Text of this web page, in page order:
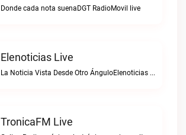
Donde cada nota suenaDGT RadioMovil live
Elenoticias Live
La Noticia Vista Desde Otro ÁnguloElenoticias live
TronicaFM Live